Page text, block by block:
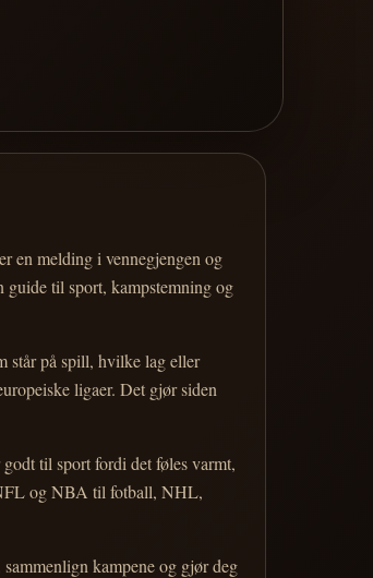
en melding i vennegjengen og
guide til sport, kampstemning og
står på spill, hvilke lag eller
ligaer. Det gjør siden
til sport fordi det føles varmt,
og NBA til fotball, NHL,
kampene og gjør deg